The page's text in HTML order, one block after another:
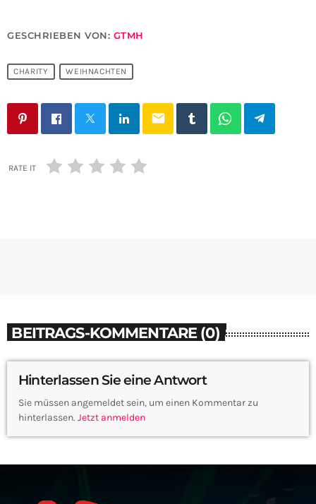
GESCHRIEBEN VON: GTMH
CHARITY WEIHNACHTEN
email
RATE IT
BEITRAGS-KOMMENTARE (0)
Hinterlassen Sie eine Antwort
Sie müssen angemeldet sein, um einen Kommentar zu
hinterlassen. Jetzt anmelden